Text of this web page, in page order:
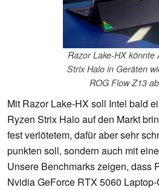
Razor Lake-HX könnte
Strix Halo in Geräten
ROG Flow Z13
Mit Razor Lake-HX soll Intel bald
Ryzen Strix Halo auf den Markt
fest verlötetem, dafür aber sehr
punkten soll, sondern auch mit
Unsere Benchmarks zeigen, dass
Nvidia GeForce RTX 5060